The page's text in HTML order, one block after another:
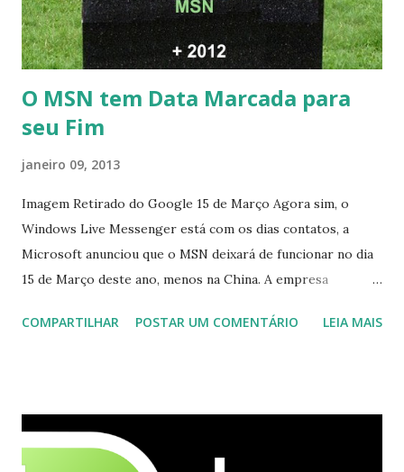
O MSN tem Data Marcada para
seu Fim
janeiro 09, 2013
Imagem Retirado do Google 15 de Março Agora sim, o
Windows Live Messenger está com os dias contatos, a
Microsoft anunciou que o MSN deixará de funcionar no dia
15 de Março deste ano, menos na China. A empresa
integrado com o serviço do MSN, segundo a empresa, os
o Windows Live (assim como muitos profissionais de TI) ,
mesmo na versão para Linux, claro, sempre existem outras
COMPARTILHAR POSTAR UM COMENTÁRIO LEIA MAIS